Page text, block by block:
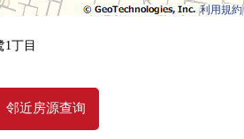
野区的移动的顾客]
以前买房是以前"想重新购买可是不
。
行情。
利用規約
1丁目
邻近房源查询